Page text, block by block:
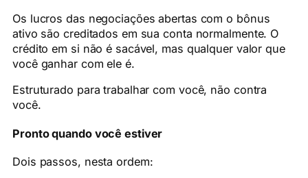
Os lucros das negociações abertas com o bônus
ativo são creditados em sua conta normalmente. O
crédito em si não é sacável, mas qualquer valor que
você ganhar com ele é.
Estruturado para trabalhar com você, não contra
você.
Pronto quando você estiver
Dois passos, nesta ordem: